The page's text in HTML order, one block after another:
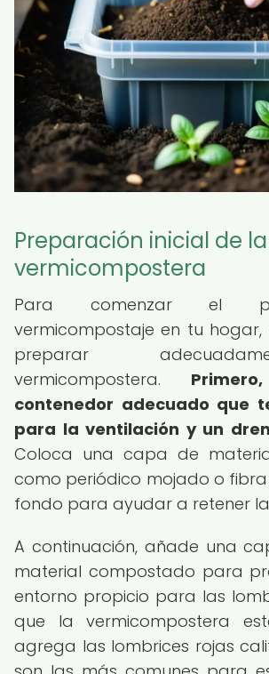
Preparación inicial de la
vermicompostera
Para comenzar el
vermicompostaje en tu
preparar
vermicompostera.
contenedor adecuado que
para la ventilación y un
Coloca una capa de
como periódico mojado o fibra
fondo para ayudar a retener
A continuación, añade una
material compostado para
entorno propicio para las
que la vermicompostera
agrega las lombrices rojas